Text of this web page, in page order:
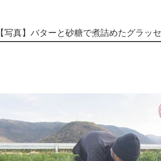
【写真】バターと砂糖で煮詰めたグラッセ